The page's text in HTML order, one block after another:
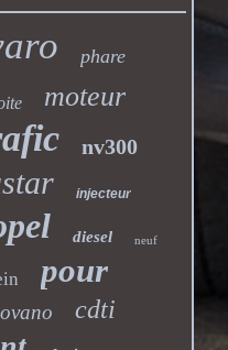
phare
moteur
nv300
injecteur
diesel neuf
pour
cdti